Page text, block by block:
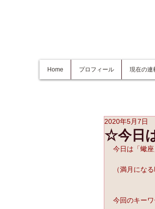
Home プロフィール 現在の連
☆今日
2020年5月7日
今日は「蠍座
（満月にな
今回のキー